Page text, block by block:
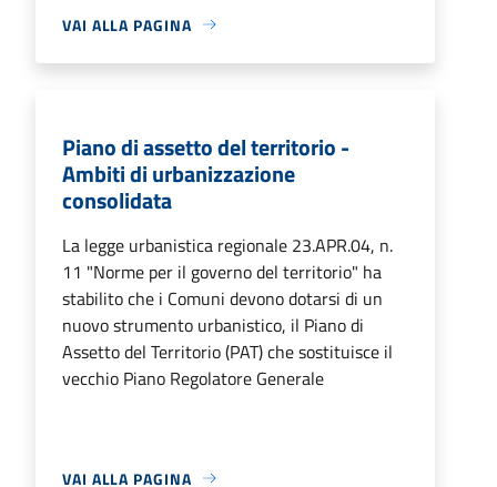
VAI ALLA PAGINA
Piano di assetto del territorio -
Ambiti di urbanizzazione
consolidata
La legge urbanistica regionale 23.APR.04, n.
11 "Norme per il governo del territorio" ha
stabilito che i Comuni devono dotarsi di un
nuovo strumento urbanistico, il Piano di
Assetto del Territorio (PAT) che sostituisce il
vecchio Piano Regolatore Generale
VAI ALLA PAGINA